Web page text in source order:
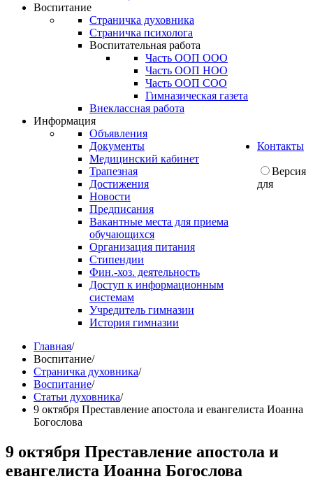
Воспитание
Страничка духовника
Страничка психолога
Воспитательная работа
Часть ООП ООО
Часть ООП НОО
Часть ООП СОО
Гимназическая газета
Внеклассная работа
Информация
Объявления
Документы
Медицинский кабинет
Трапезная
Достижения
Новости
Предписания
Вакантные места для приема
обучающихся
Организация питания
Стипендии
Фин.-хоз. деятельность
Доступ к информационным
системам
Учредитель гимназии
История гимназии
Контакты
Главная/
Воспитание/
Страничка духовника/
Воспитание/
Статьи духовника/
9 октября Преставление апостола и евангелиста Иоанна
Богослова
9 октября Преставление апостола и
евангелиста Иоанна Богослова
Версия
для